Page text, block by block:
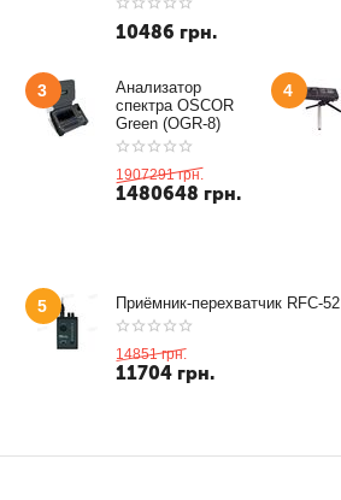
10486 грн.
3
Анализатор
спектра OSCOR
Green (OGR-8)
1907291 грн.
1480648 грн.
4
5 Приёмник-перехватчик RFC-52
14851 грн.
11704 грн.